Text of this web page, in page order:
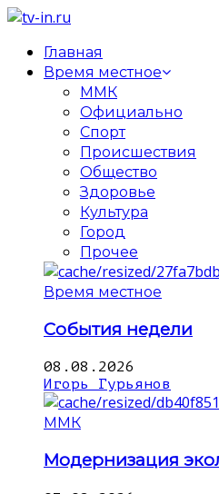
Главная
Время местное
ММК
Официально
Спорт
Происшествия
Общество
Здоровье
Культура
Город
Прочее
Время местное
События недели
08.08.2026
Игорь Гурьянов
ММК
Модернизация